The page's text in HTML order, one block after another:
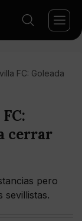
FC: Goleada
cerrar
pero
sevillistas.